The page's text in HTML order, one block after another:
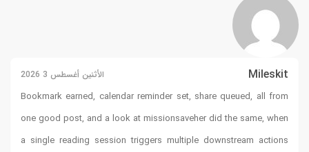
Mileskit الأثنين أغسطس 3 2026
Bookmark earned, calendar reminder set, share queued, all from
one good post, and a look atmissionsaveher did the same, when
a single reading session triggers multiple downstream actions